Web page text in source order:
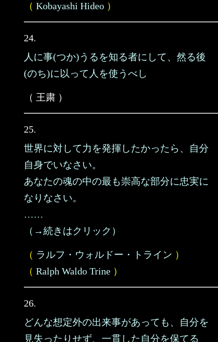
（ Kobayashi Hideo ）
24.
人に事(つか)うるを知る者にして、然る後
(のち)に以って人を使うべし
（ 王粛 ）
25.
世界に対して力を発揮したかったら、自分
自身でいなさい。
あなたの魂の中の最も崇高な部分に忠実に
なりなさい。
……
（→続きはクリック）
（ ラルフ・ウォルドー・トライン ）
（ Ralph Waldo Trine ）
26.
どんな想定外の出来事があっても、自分を
見失ったりせず、一貫した自分を保てる